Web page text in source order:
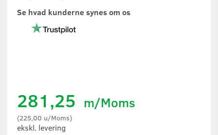
Se hvad kunderne synes om os
281,25 m/Moms
(225,00 u/Moms)
ekskl. levering